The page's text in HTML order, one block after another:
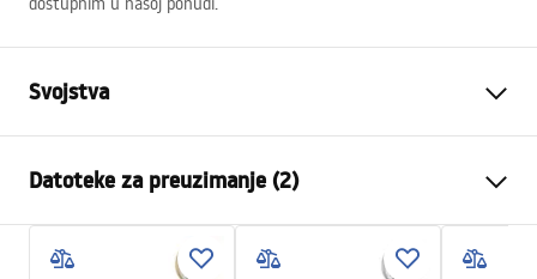
Svojstva
Način montaže
Zidna
Boja
Četkano zlato
Materijal
Plastika, Mjed
Datoteke za preuzimanje (2)
Montažne upute